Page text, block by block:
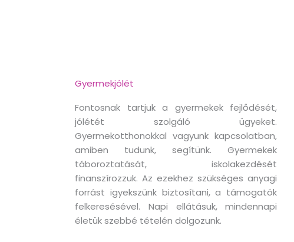
Gyermekjólét
Fontosnak tartjuk a gyermekek fejlődését,
jólétét szolgáló ügyeket.
Gyermekotthonokkal vagyunk kapcsolatban,
amiben tudunk, segítünk. Gyermekek
táboroztatását, iskolakezdését
finanszírozzuk. Az ezekhez szükséges anyagi
forrást igyekszünk biztosítani, a támogatók
felkeresésével. Napi ellátásuk, mindennapi
életük szebbé tételén dolgozunk.